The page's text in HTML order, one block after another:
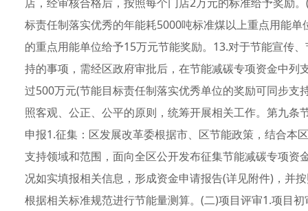
标责任制落实优秀的年能耗5000吨标准煤以上重点用能
的重点用能单位给予15万元节能奖励。13.对于节能宣传
持的事项，需经区政府审批后，在节能减碳专项资金中
过500万元(节能目标责任制落实优秀单位的奖励可同步
照客观、公正、公平的原则，统筹开展相关工作。第九
申报1.征集：区发展改革委根据市、区节能政策，结合本
支持领域和范围，面向全区公开发布征集节能减碳专项
况如实填报相关信息，形成资金申请报告(详见附件)，并
根据相关标准规范进行节能量测算。(二)项目评审1.项目